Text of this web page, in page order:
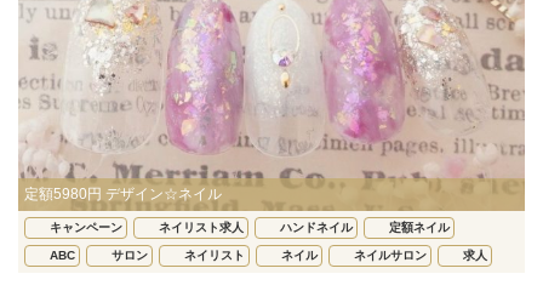
定額5980円 デザイン☆ネイル
キャンペーン ネイリスト求人 ハンドネイル 定額ネイル
ABC サロン ネイリスト ネイル ネイルサロン 求人